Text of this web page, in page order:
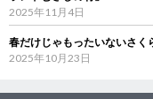
2025年11月4日
春だけじゃもったいないさく
2025年10月23日